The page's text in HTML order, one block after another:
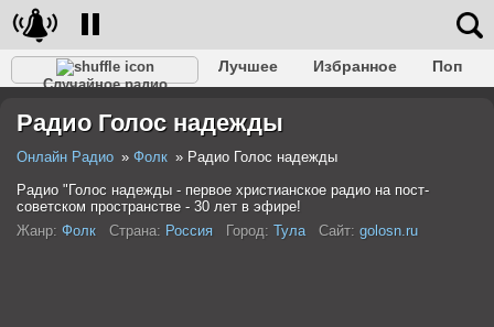
Случайное радио
Лучшее Избранное
Поп
Разговорное
Рэп Транс
Радио Голос надежды
Онлайн Радио Фолк
Радио Голос надежды
Радио "Голос надежды - первое христианское радио на пост-
советском пространстве - 30 лет в эфире!
Жанр: Фолк Страна: Россия Город: Тула Сайт: golosn.ru